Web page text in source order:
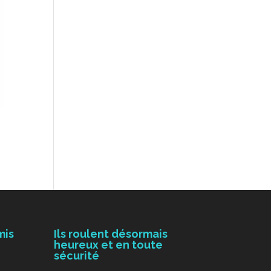
Ils roulent désormais
heureux et en toute
sécurité